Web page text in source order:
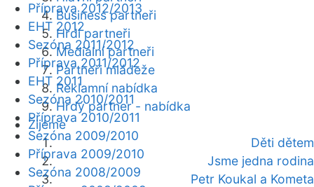
Business partneři
Hrdí partneři
Mediální partneři
Partneři mládeže
Reklamní nabídka
Hrdý partner - nabídka
Žijeme
Děti dětem
Jsme jedna rodina
Petr Koukal a Kometa
Příprava 2012/2013
EHT 2012
Sezóna 2011/2012
Příprava 2011/2012
EHT 2011
Sezóna 2010/2011
Příprava 2010/2011
Sezóna 2009/2010
Příprava 2009/2010
Sezóna 2008/2009